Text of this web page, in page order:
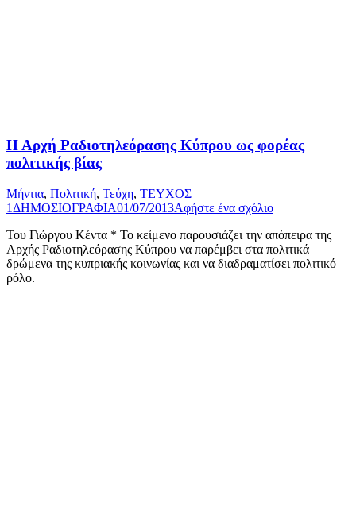
Η Αρχή Ραδιοτηλεόρασης Κύπρου ως φορέας
πολιτικής βίας
Μήντια, Πολιτική, Τεύχη, ΤΕΥΧΟΣ
1 ΔΗΜΟΣΙΟΓΡΑΦΙΑ01/07/2013Αφήστε ένα σχόλιο
Του Γιώργου Κέντα * Το κείμενο παρουσιάζει την απόπειρα της
Αρχής Ραδιοτηλεόρασης Κύπρου να παρέμβει στα πολιτικά
δρώμενα της κυπριακής κοινωνίας και να διαδραματίσει πολιτικό
ρόλο.